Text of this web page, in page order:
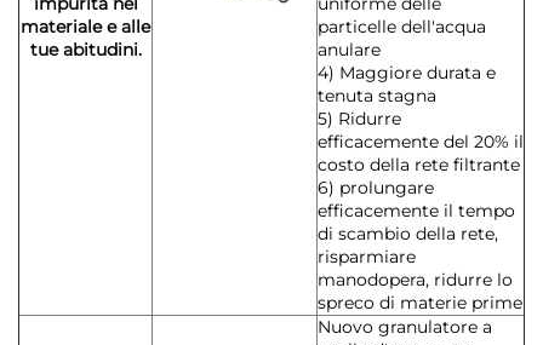
materiale e alle
tue abitudini.
particelle dell'acqua
anulare
4) Maggiore durata e
tenuta stagna
5) Ridurre
efficacemente del 20% il
costo della rete filtrante
6) prolungare
efficacemente il tempo
di scambio della rete,
risparmiare
manodopera, ridurre lo
spreco di materie prime
Nuovo granulatore a